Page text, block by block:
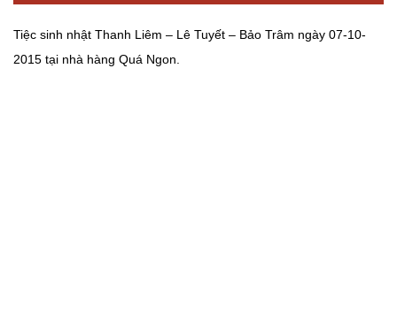
Tiệc sinh nhật Thanh Liêm – Lê Tuyết – Bảo Trâm ngày 07-10-
2015 tại nhà hàng Quá Ngon.